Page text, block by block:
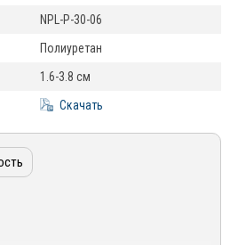
NPL-P-30-06
Полиуретан
1.6-3.8 см
Скачать